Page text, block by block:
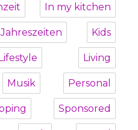
In my kitchen
Jahreszeiten Kids
Living
Musik Personal
Sponsored